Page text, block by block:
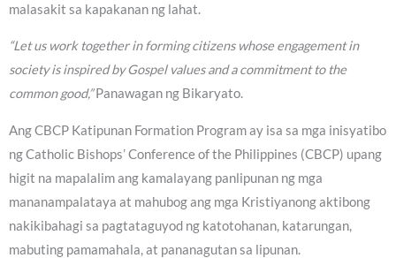
malasakit sa kapakanan ng lahat.
“Let us work together in forming citizens whose engagement in
society is inspired by Gospel values and a commitment to the
common good,”Panawagan ng Bikaryato.
Ang CBCP Katipunan Formation Program ay isa sa mga inisyatibo
ng Catholic Bishops’ Conference of the Philippines (CBCP) upang
higit na mapalalim ang kamalayang panlipunan ng mga
mananampalataya at mahubog ang mga Kristiyanong aktibong
nakikibahagi sa pagtataguyod ng katotohanan, katarungan,
mabuting pamamahala, at pananagutan sa lipunan.